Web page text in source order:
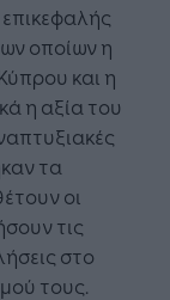
οποίων η
και η
η αξία του
τα
οι
τις
στο
τους.